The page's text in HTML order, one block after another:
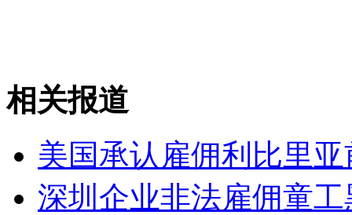
山西运城恶犬咬伤多人 警民合力深夜将其击毙
相关报道
美国承认雇佣利比里
深圳企业非法雇佣童